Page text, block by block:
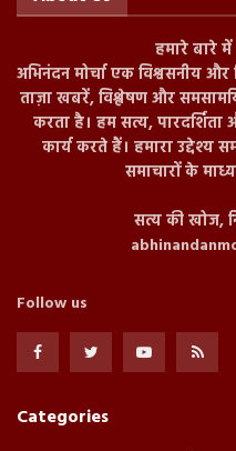
हमारे बारे में
अभिनंदन मोर्चा एक विश्वसनीय
ताज़ा खबरें, विश्लेषण और
करता है। हम सत्य, पारदर्शिता
कार्य करते हैं। हमारा उद्देश्य
समाचारों के
सत्य की खोज,
Follow us
Categories